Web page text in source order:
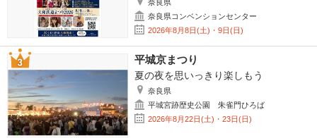
奈良県
奈良県コンベンションセンター
2026年8月8日(土)・9日(日)
平城京まつり
夏の夜を思いっきり楽しもう
奈良県
平城宮跡歴史公園 朱雀門ひろば
2026年8月22日(土)・23日(日)